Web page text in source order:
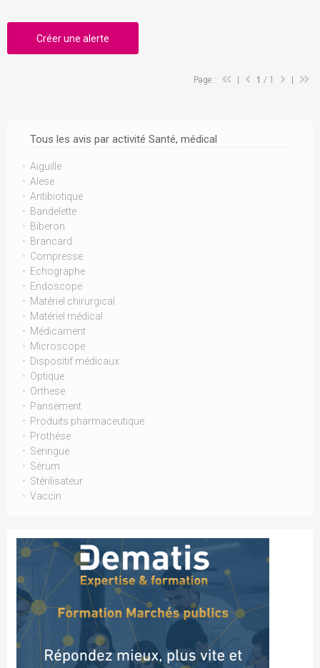
Tous les avis par activité Santé, médical
Aiguille
Alese
Antibiotique
Bandelette
Biberon
Brancard
Compresse
Echographe
Endoscope
Matériel chirurgical
Matériel médical
Médicament
Microscope
Dispositif médicaux
Optique
Orthese
Pansement
Produits pharmaceutique
Prothèse
Seringue
Sérum
Stérilisateur
Vaccin
Créer une alerte
Page : 1 / 1